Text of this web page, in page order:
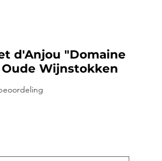
d'Anjou "Domaine
Wijnstokken
vijf sterren op basis van 1 beoordeling